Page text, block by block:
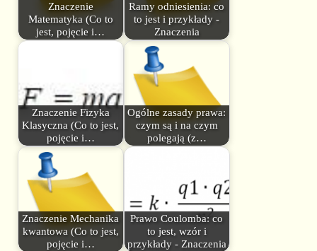
Znaczenie
Matematyka (Co to
jest, pojęcie i…
Ramy odniesienia: co
to jest i przykłady -
Znaczenia
Znaczenie Fizyka
Klasyczna (Co to jest,
pojęcie i…
Ogólne zasady prawa:
czym są i na czym
polegają (z…
Znaczenie Mechanika
kwantowa (Co to jest,
pojęcie i…
Prawo Coulomba: co
to jest, wzór i
przykłady - Znaczenia